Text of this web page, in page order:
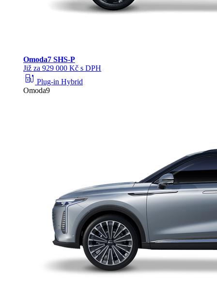
Omoda7 SHS-P
Již za 929 000 Kč s DPH
ev_station Plug-in Hybrid
Omoda9